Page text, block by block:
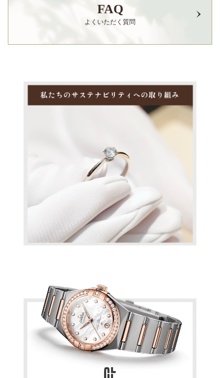
FAQ
よくいただく質問